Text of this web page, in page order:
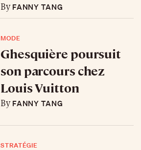
ByFANNY TANG
MODE
Ghesquière poursuit
son parcours chez
Louis Vuitton
ByFANNY TANG
STRATÉGIE